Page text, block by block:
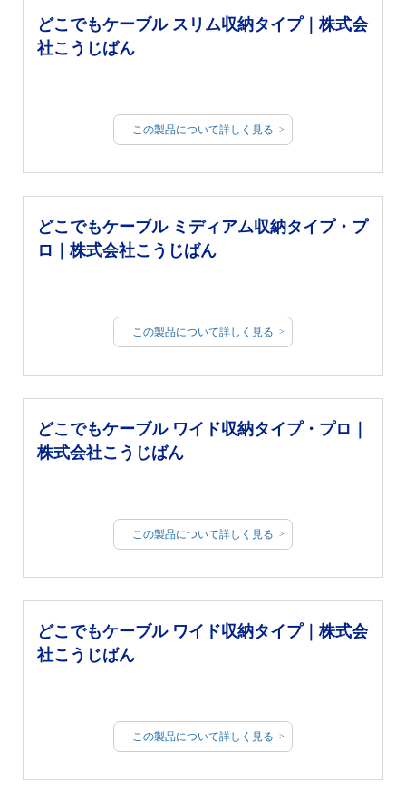
どこでもケーブル スリム収納タイプ｜株式会
社こうじばん
この製品について詳しく見る
どこでもケーブル ミディアム収納タイプ・プ
ロ｜株式会社こうじばん
この製品について詳しく見る
どこでもケーブル ワイド収納タイプ・プロ｜
株式会社こうじばん
この製品について詳しく見る
どこでもケーブル ワイド収納タイプ｜株式会
社こうじばん
この製品について詳しく見る